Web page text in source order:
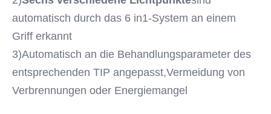
automatisch durch das 6 in1-System an einem
Griff erkannt
3)Automatisch an die Behandlungsparameter des
entsprechenden TIP angepasst,Vermeidung von
Verbrennungen oder Energiemangel